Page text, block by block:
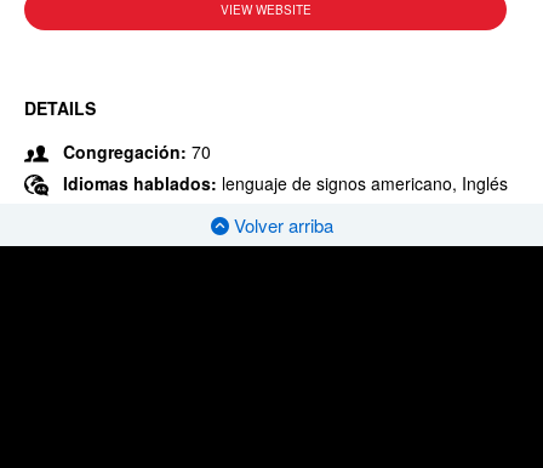
VIEW WEBSITE
DETAILS
Congregación: 70
Idiomas hablados: lenguaje de signos americano, Inglés
Volver arriba